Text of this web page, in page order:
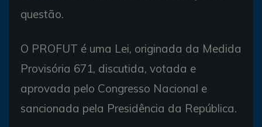
questão.
O PROFUT é uma Lei, originada da Medida
Provisória 671, discutida, votada e
aprovada pelo Congresso Nacional e
sancionada pela Presidência da República.